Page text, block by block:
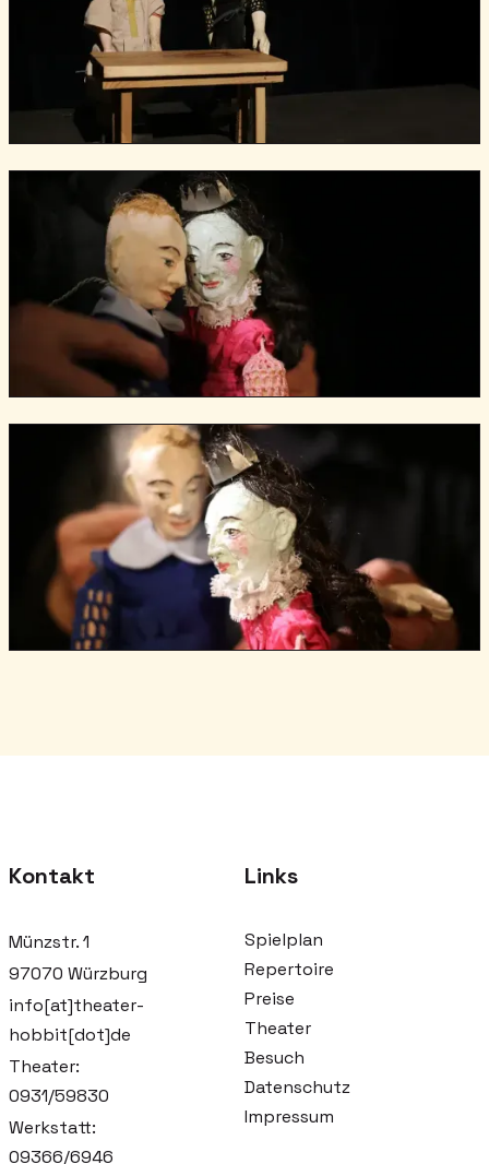
Kontakt
Münzstr. 1
97070 Würzburg
info[at]theater-
hobbit[dot]de
Theater:
0931/59830
Werkstatt:
09366/6946
Links
Spielplan
Repertoire
Preise
Theater
Besuch
Datenschutz
Impressum